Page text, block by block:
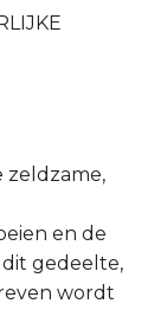
zeldzame,
en de
gedeelte,
wordt